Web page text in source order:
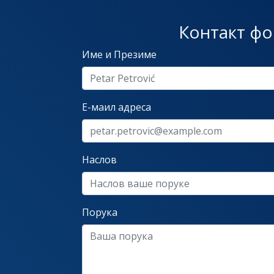
Контакт
Име и Презиме
Е-маил адреса
Наслов
Порука